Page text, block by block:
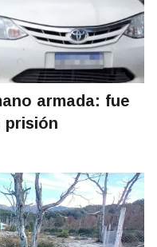
armada: fue
prisión